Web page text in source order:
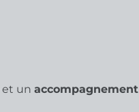
et un accompagnement